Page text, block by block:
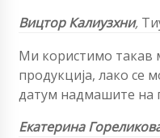
Вицтор Калиузхни,
Ми користимо такав
продукција, лако се
датум надмашите на
Екатерина